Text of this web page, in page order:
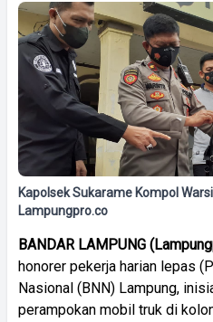
Kapolsek Sukarame Kompol
Lampungpro.co
BANDAR LAMPUNG (
honorer pekerja harian lepas
Nasional (BNN) Lampung,
perampokan mobil truk di